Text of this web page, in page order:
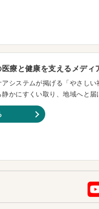
療と健康を支えるメディ
システムが掲げる「やさしい
かにすくい取り、地域へと届